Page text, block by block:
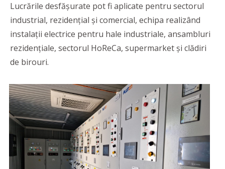
Lucrările desfășurate pot fi aplicate pentru sectorul
industrial, rezidenţial şi comercial, echipa realizând
instalaţii electrice pentru hale industriale, ansambluri
rezidențiale, sectorul HoReCa, supermarket și clădiri
de birouri.